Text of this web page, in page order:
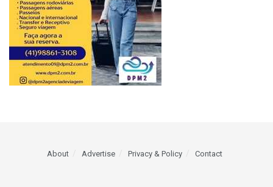
About Advertise Privacy & Policy Contact